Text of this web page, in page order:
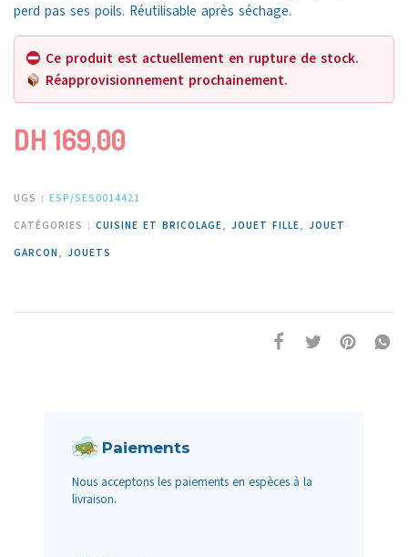
perd pas ses poils. Réutilisable après séchage.
Ce produit est actuellement en rupture de stock.
Réapprovisionnement prochainement.
DH 169,00
UGS : ESP/SES0014421
CATÉGORIES : CUISINE ET BRICOLAGE, JOUET FILLE, JOUET
GARCON , JOUETS
Paiements
Nous acceptons les paiements en espèces à la
livraison.